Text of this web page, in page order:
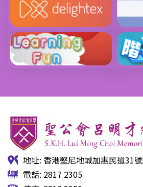
地址: 香港堅尼地城加惠民道31號
電話: 2817 2305